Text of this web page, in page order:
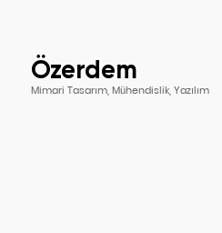
Özerdem
Mimari Tasarım, Mühendislik, Yazılım